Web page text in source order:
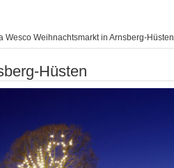
Wesco Weihnachtsmarkt in Arnsberg-Hüsten
Hüsten